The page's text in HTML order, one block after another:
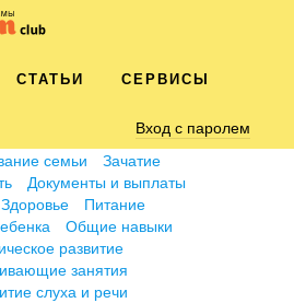
СТАТЬИ СЕРВИСЫ
Вход с паролем
семьи
Зачатие
Документы и выплаты
Здоровье
Питание
Общие навыки
развитие
занятия
слуха и речи